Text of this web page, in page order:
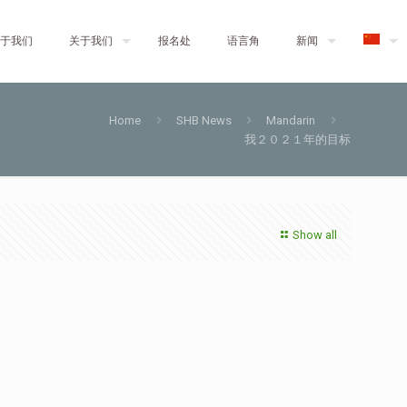
我们 关于我们 报名处 语言角 新闻
Home SHB News
Mandarin
我２０２１年的目标
Show all